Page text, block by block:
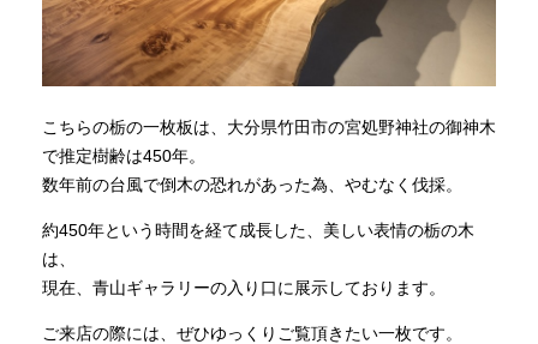
こちらの栃の一枚板は、大分県竹田市の宮処野神社の御神木
で推定樹齢は450年。
数年前の台風で倒木の恐れがあった為、やむなく伐採。
約450年という時間を経て成長した、美しい表情の栃の木
は、
現在、青山ギャラリーの入り口に展示しております。
ご来店の際には、ぜひゆっくりご覧頂きたい一枚です。